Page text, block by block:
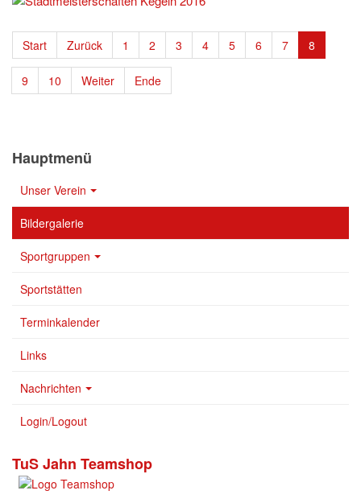
Start Zurück 1 2 3 4 5 6 7 8
9 10 Weiter Ende
Hauptmenü
Unser Verein
Bildergalerie
Sportgruppen
Sportstätten
Terminkalender
Links
Nachrichten
Login/Logout
TuS Jahn Teamshop